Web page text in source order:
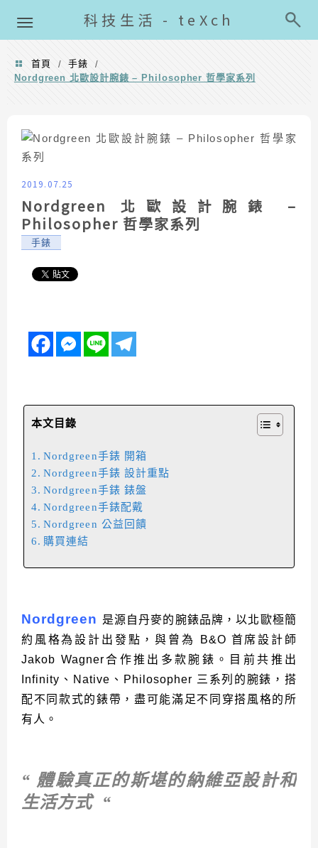
科技生活 - teXch
首頁 / 手錶
/
Nordgreen 北歐設計腕錶 – Philosopher 哲學家系列
2019.07.25
Nordgreen 北歐設計腕錶 –
Philosopher 哲學家系列
手錶
本文目錄
Nordgreen手錶 開箱
Nordgreen手錶 設計重點
Nordgreen手錶 錶盤
Nordgreen手錶配戴
Nordgreen 公益回饋
購買連結
Nordgreen 是源自丹麥的腕錶品牌，以北歐極簡
約風格為設計出發點，與曾為 B&O 首席設計師
Jakob Wagner合作推出多款腕錶。目前共推出
Infinity、Native、Philosopher 三系列的腕錶，搭
配不同款式的錶帶，盡可能滿足不同穿搭風格的所
有人。
“ 體驗真正的斯堪的納維亞設計和
生活方式 “